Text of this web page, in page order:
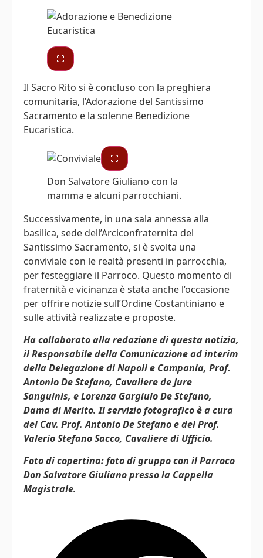
Il Sacro Rito si è concluso con la preghiera
comunitaria, l’Adorazione del Santissimo
Sacramento e la solenne Benedizione
Eucaristica.
Don Salvatore Giuliano con la
mamma e alcuni parrocchiani.
Successivamente, in una sala annessa alla
basilica, sede dell’Arciconfraternita del
Santissimo Sacramento, si è svolta una
conviviale con le realtà presenti in parrocchia,
per festeggiare il Parroco. Questo momento di
fraternità e vicinanza è stata anche l’occasione
per offrire notizie sull’Ordine Costantiniano e
sulle attività realizzate e proposte.
Ha collaborato alla redazione di questa notizia,
il Responsabile della Comunicazione ad interim
della Delegazione di Napoli e Campania, Prof.
Antonio De Stefano, Cavaliere de Jure
Sanguinis, e Lorenza Gargiulo De Stefano,
Dama di Merito. Il servizio fotografico è a cura
del Cav. Prof. Antonio De Stefano e del Prof.
Valerio Stefano Sacco, Cavaliere di Ufficio.
Foto di copertina: foto di gruppo con il Parroco
Don Salvatore Giuliano presso la Cappella
Magistrale.